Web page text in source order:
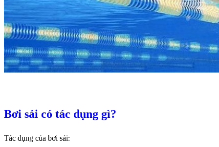
Bơi sải có tác dụng gì?
Tác dụng của bơi sải: